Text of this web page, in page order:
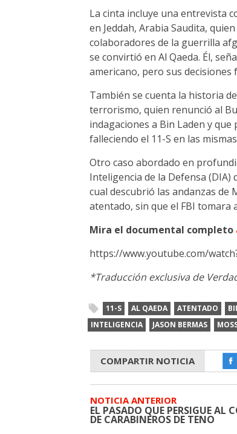
La cinta incluye una entrevista
en Jeddah, Arabia Saudita,
colaboradores de la guerrilla
se convirtió en Al Qaeda. Él,
americano, pero sus
También se cuenta la historia
terrorismo, quien renunció al
indagaciones a Bin Laden y
falleciendo el 11-S en las
Otro caso abordado en
Inteligencia de la Defensa
cual descubrió las andanzas de
atentado, sin que el FBI
Mira el documental completo
https://www.youtube.com/
*Traducción exclusiva de
11-S AL QAEDA ATENTADO
INTELIGENCIA
JASON BERMAS
COMPARTIR NOTICIA
NOTICIA ANTERIOR
EL PASADO QUE PERSIGUE AL
DE CARABINEROS DE TENO